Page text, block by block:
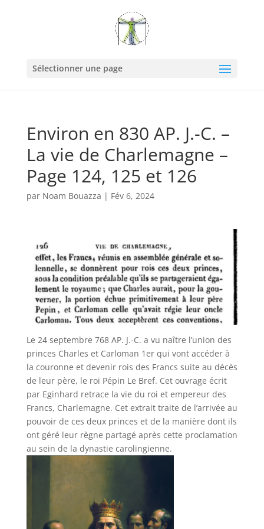
Sélectionner une page
Environ en 830 AP. J.-C. –
La vie de Charlemagne –
Page 124, 125 et 126
par Noam Bouazza | Fév 6, 2024
Le 24 septembre 768 AP. J.-C. a vu naître l’union des
princes Charles et Carloman 1er qui vont accéder à
la couronne et devenir rois des Francs suite au décès
de leur père, le roi Pépin Le Bref. Cet ouvrage écrit
par Eginhard retrace la vie du roi et empereur des
Francs, Charlemagne. Cet extrait traite de l’arrivée au
pouvoir de ces deux princes et de la manière dont ils
ont géré leur règne partagé après cette proclamation
au sein de la dynastie carolingienne.